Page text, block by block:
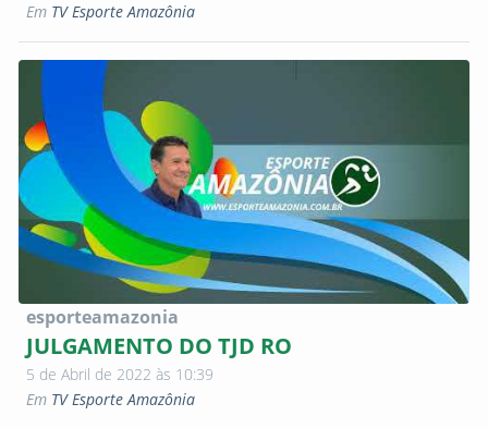
Em TV Esporte Amazônia
esporteamazonia
JULGAMENTO DO TJD RO
5 de Abril de 2022 às 10:39
Em TV Esporte Amazônia